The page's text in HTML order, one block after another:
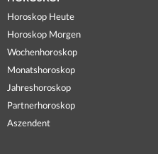
Horoskop Heute
Horoskop Morgen
Wochenhoroskop
Monatshoroskop
Jahreshoroskop
Partnerhoroskop
Aszendent